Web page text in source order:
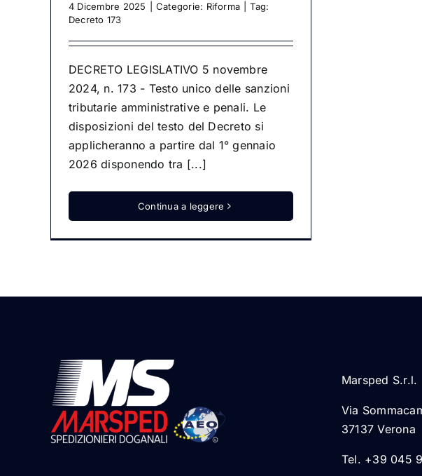
4 Dicembre 2025 Categorie: Riforma
Tag:
Decreto 173
DECRETO LEGISLATIVO 5 novembre
2024, n. 173 - Testo unico delle sanzioni
tributarie amministrative e penali. Le
disposizioni del testo del Decreto si
applicheranno a partire dal 1° gennaio
2026 disponendo tra [...]
Continua a leggere
Marsped S.r.l.
Via
37137 Verona
Tel. +39 045